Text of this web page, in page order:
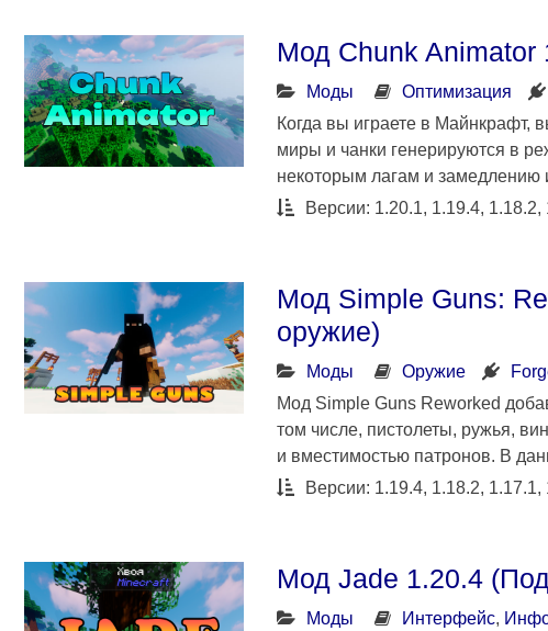
Мод Chunk Animator
Моды Оптимизация
Когда вы играете в Майнкрафт,
миры и чанки генерируются в
некоторым лагам и
Версии: 1.20.1, 1.19.4,
Мод Simple Guns:
оружие)
Моды Оружие
Мод Simple Guns Reworked
том числе, пистолеты, ружья,
и вместимостью патронов. В
Версии: 1.19.4, 1.18.2,
Мод Jade 1.20.4
Моды Интерфейс,